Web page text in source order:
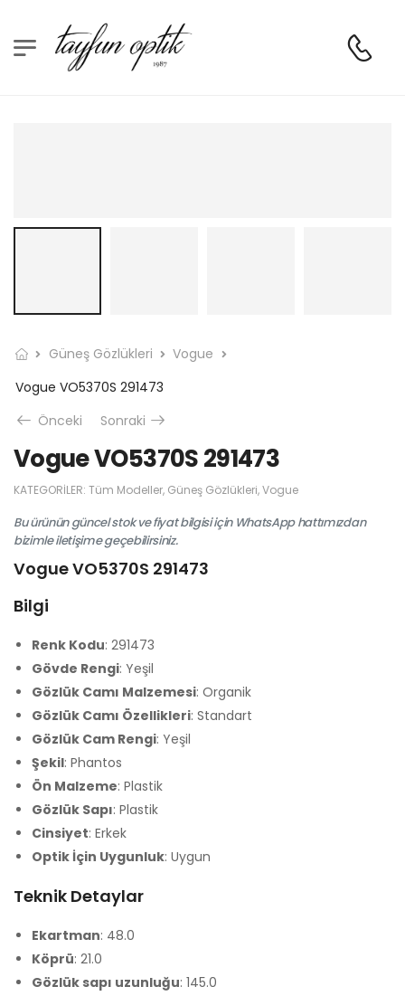
Güneş Gözlükleri
Vogue
Vogue VO5370S 291473
Önceki
Sonraki
Vogue VO5370S 291473
KATEGORILER: Tüm Modeller, Güneş Gözlükleri,Vogue
Bu ürünün güncel stok ve fiyat bilgisi için WhatsApp hattımızdan
bizimle iletişime geçebilirsiniz.
Vogue VO5370S 291473
Bilgi
Renk Kodu: 291473
Gövde Rengi: Yeşil
Gözlük Camı Malzemesi: Organik
Gözlük Camı Özellikleri: Standart
Gözlük Cam Rengi: Yeşil
Şekil: Phantos
Ön Malzeme: Plastik
Gözlük Sapı: Plastik
Cinsiyet: Erkek
Optik İçin Uygunluk: Uygun
Teknik Detaylar
Ekartman: 48.0
Köprü: 21.0
Gözlük sapı uzunluğu: 145.0